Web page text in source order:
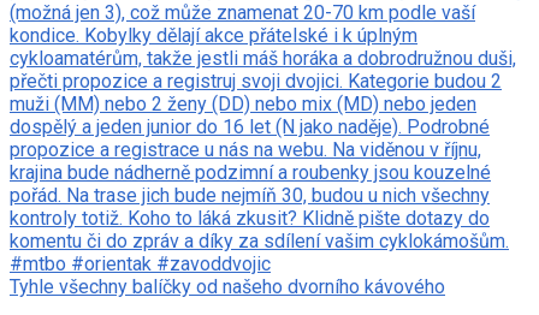
Tyhle všechny balíčky od našeho dvorního kávového